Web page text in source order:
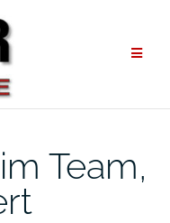
Team,